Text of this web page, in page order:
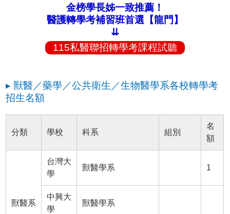
金榜學長姊一致推薦！
醫護轉學考補習班首選【龍門】
⇊
115私醫聯招轉學考課程試聽
▸ 獸醫／藥學／公共衛生／生物醫學系各校轉學考
招生名額
分類 學校 科系 組別
名
額
獸醫系
台灣大
學
獸醫學系 1
中興大
學
獸醫學系